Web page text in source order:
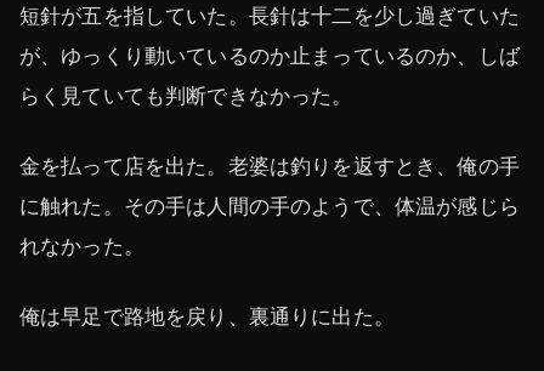
短針が五を指していた。長針は十二を少し過ぎていた
が、ゆっくり動いているのか止まっているのか、しば
らく見ていても判断できなかった。
金を払って店を出た。老婆は釣りを返すとき、俺の手
に触れた。その手は人間の手のようで、体温が感じら
れなかった。
俺は早足で路地を戻り、裏通りに出た。